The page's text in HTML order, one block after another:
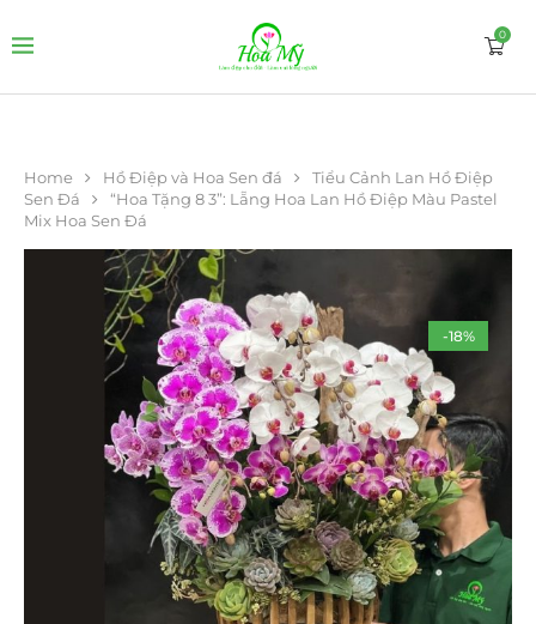
0
Home Hồ Điệp và Hoa Sen đá
Tiểu Cảnh Lan Hồ Điệp
Sen Đá
“Hoa Tặng 8 3”: Lẵng Hoa Lan Hồ Điệp Màu Pastel
Mix Hoa Sen Đá
-18%